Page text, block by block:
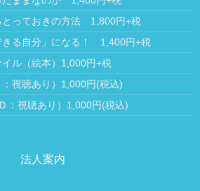
とっておきの方法 1,800円+税
きる自分」になる！ 1,400円+税
ル（絵本）1,000円+税
視聴あり）1,000円(税込)
：視聴あり）1,000円(税込)
法人案内